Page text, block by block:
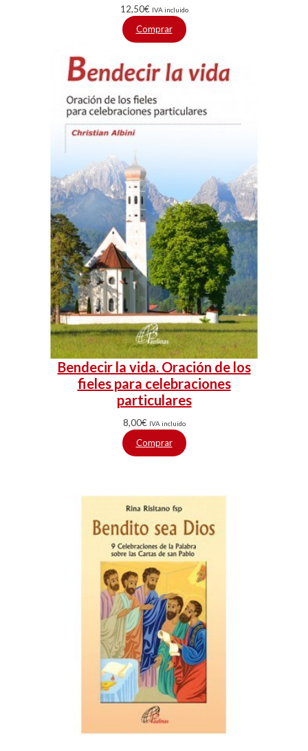
12,50€ IVA incluido
Comprar
Bendecir la vida. Oración de los
fieles para celebraciones
particulares
8,00€ IVA incluido
Comprar